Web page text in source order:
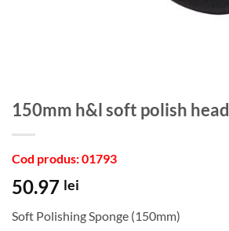
150mm h&l soft polish head
Cod produs: 01793
50.97 lei
Soft Polishing Sponge (150mm)